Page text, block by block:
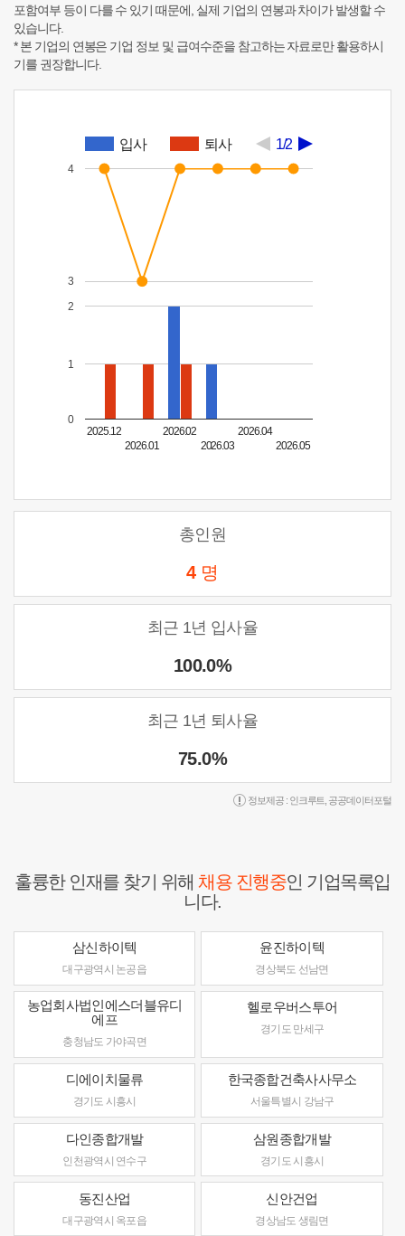
포함여부 등이 다를 수 있기 때문에, 실제 기업의 연봉과 차이가 발생할 수
있습니다.
* 본 기업의 연봉은 기업 정보 및 급여수준을 참고하는 자료로만 활용하시
기를 권장합니다.
입사 퇴사 1/2
2025.12
2026.01
2026.02
2026.03
2026.04
2026.05
0
1
2
3
4
총인원
4 명
최근 1년 입사율
100.0%
최근 1년 퇴사율
75.0%
정보제공 : 인크루트 공공데이터포털
훌륭한 인재를 찾기 위해채용 진행중인 기업목록입
니다.
삼신하이텍
대구광역시 논공읍
윤진하이텍
경상북도 선남면
농업회사법인에스더블유디
에프
충청남도 가야곡면
헬로우버스투어
경기도 만세구
디에이치물류
경기도 시흥시
한국종합건축사사무소
서울특별시 강남구
다인종합개발
인천광역시 연수구
삼원종합개발
경기도 시흥시
동진산업
대구광역시 옥포읍
신안건업
경상남도 생림면